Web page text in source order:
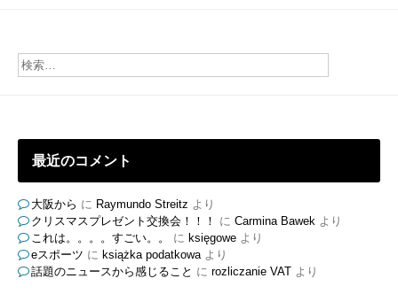
ブ
最近のコメント
大阪から に Raymundo Streitz より
クリスマスプレゼント交換会！！！
に Carmina Bawekより
これは。。。。すごい。。
に księgoweより
eスポーツ に książka podatkowaより
話題のニュースから感じること に rozliczanie VATより